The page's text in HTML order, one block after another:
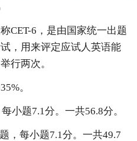
CET-6，是由国家统一出题
，用来评定应试人英语能
行两次。
。
小题7.1分。一共56.8分。
，每小题7.1分。一共49.7